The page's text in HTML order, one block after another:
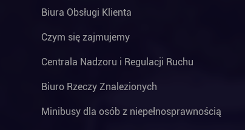
Biura Obsługi Klienta
Czym się zajmujemy
Centrala Nadzoru i Regulacji Ruchu
Biuro Rzeczy Znalezionych
Minibusy dla osób z niepełnosprawnością